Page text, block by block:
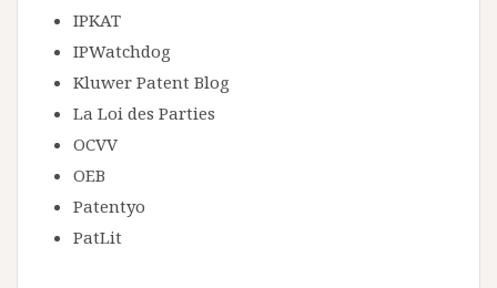
IPKAT
IPWatchdog
Kluwer Patent Blog
La Loi des Parties
OCVV
OEB
Patentyo
PatLit